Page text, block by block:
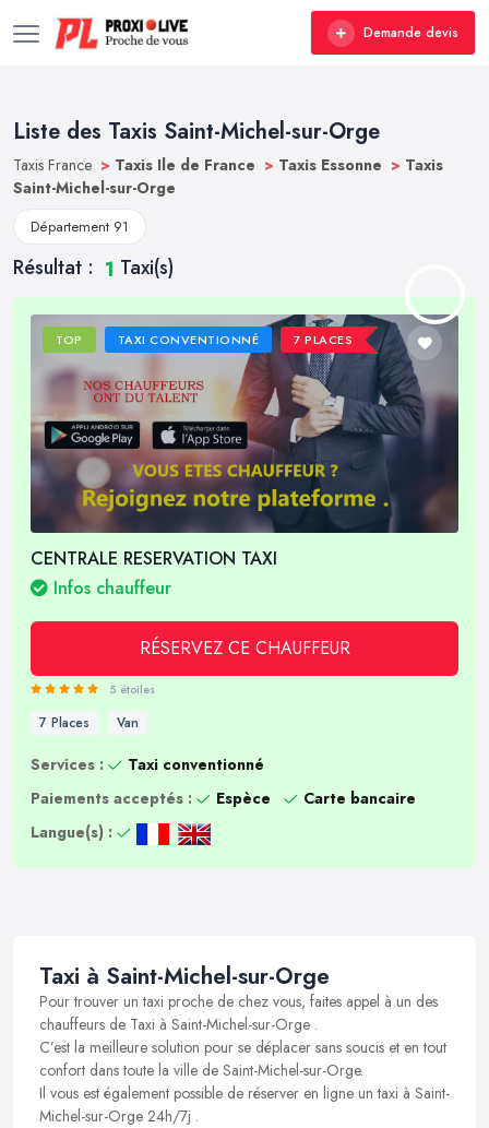
Demande devis
Liste des Taxis Saint-Michel-sur-Orge
Taxis France > Taxis Ile de France > Taxis Essonne > Taxis
Saint-Michel-sur-Orge
Département 91
Résultat : 1 Taxi(s)
TOP TAXI CONVENTIONNÉ 7 PLACES
CENTRALE RESERVATION TAXI
Infos chauffeur
RÉSERVEZ CE CHAUFFEUR
5 étoiles
7 Places Van
Services :
Taxi conventionné
Paiements acceptés :
Espèce
Carte bancaire
Langue(s) :
Taxi à Saint-Michel-sur-Orge
Pour trouver un taxi proche de chez vous, faites appel à un des
chauffeurs de Taxi à Saint-Michel-sur-Orge .
C’est la meilleure solution pour se déplacer sans soucis et en tout
confort dans toute la ville de Saint-Michel-sur-Orge.
Il vous est également possible de réserver en ligne un taxi à Saint-
Michel-sur-Orge 24h/7j .